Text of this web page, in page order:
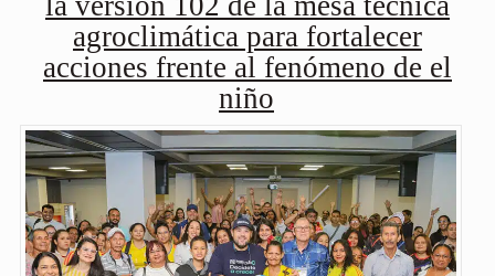
agroclimática para fortalecer
acciones frente al fenómeno de el
niño